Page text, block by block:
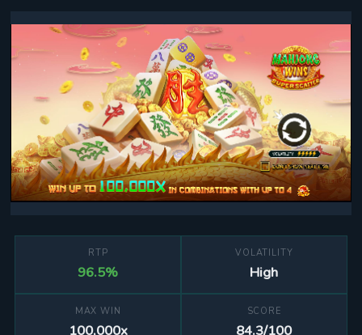
RTP
96.5%
VOLATILITY
High
MAX WIN
100,000x
SCORE
84.3/100